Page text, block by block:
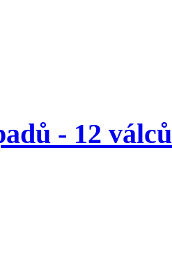
- 12 válců